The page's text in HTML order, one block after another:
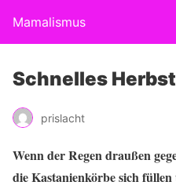
Mamalismus
Schnelles
prislacht
Wenn der Regen draußen
die Kastanienkörbe sich